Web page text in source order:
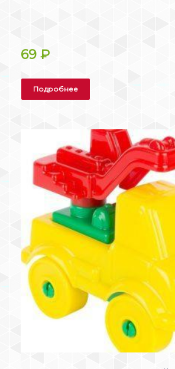
69 ₽
Подробнее